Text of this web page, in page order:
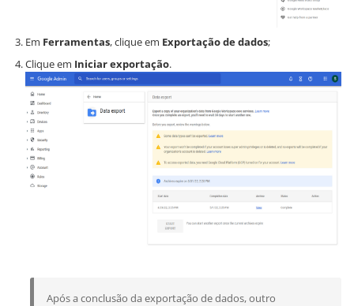
Em Ferramentas, clique em Exportação de dados;
Clique em Iniciar exportação.
Após a conclusão da exportação de dados, outro